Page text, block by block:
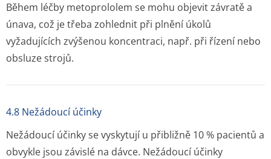
Během léčby metoprololem se mohu objevit závratě a
únava, což je třeba zohlednit při plnění úkolů
vyžadujících zvýšenou koncentraci, např. při řízení nebo
obsluze strojů.
4.8 Nežádoucí účinky
Nežádoucí účinky se vyskytují u přibližně 10 % pacientů a
obvykle jsou závislé na dávce. Nežádoucí účinky